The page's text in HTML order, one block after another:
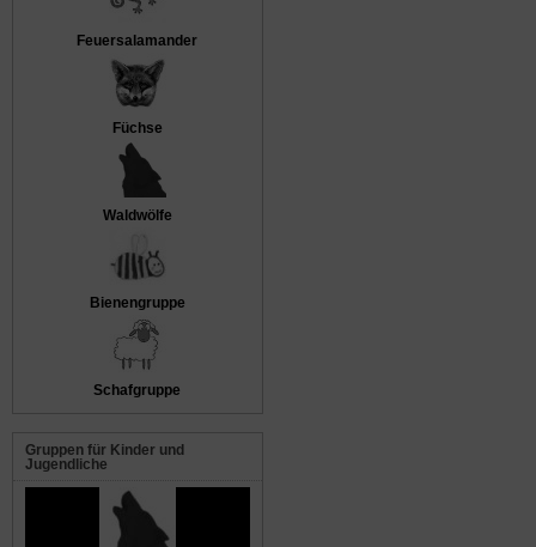
Feuersalamander
Füchse
Waldwölfe
Bienengruppe
Schafgruppe
Gruppen für Kinder und
Jugendliche